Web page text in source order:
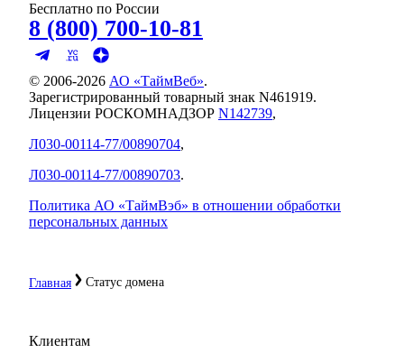
Главная Статус домена
Бесплатно по России
8 (800) 700-10-81
© 2006-2026 АО «ТаймВеб».
Зарегистрированный товарный знак N461919.
Лицензии РОСКОМНАДЗОР N142739,
Л030-00114-77/00890704,
Л030-00114-77/00890703.
Политика АО «ТаймВэб» в отношении обработки
персональных данных
Клиентам